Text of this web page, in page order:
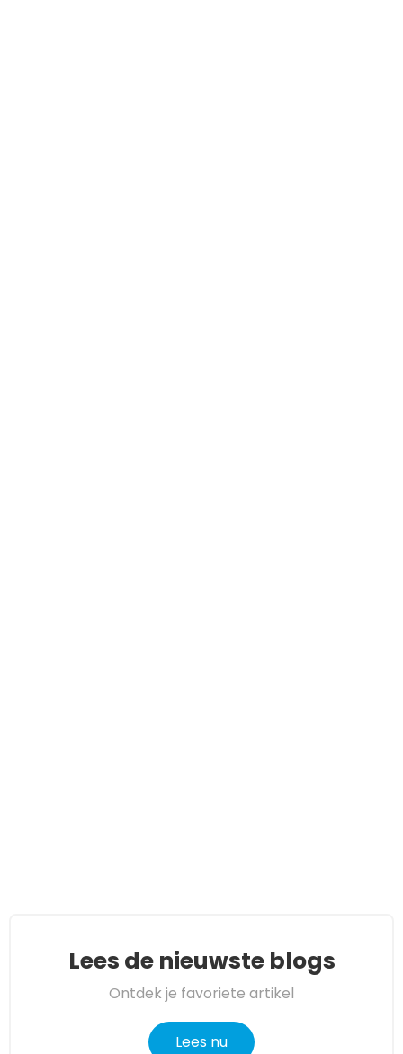
Lees de nieuwste blogs
Ontdek je favoriete artikel
Lees nu